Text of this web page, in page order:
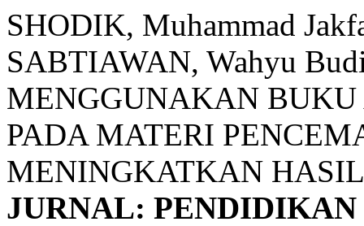
SHODIK, Muhammad
SABTIAWAN, Wahyu
MENGGUNAKAN BUKU
PADA MATERI
MENINGKATKAN
JURNAL: PENDIDIKAN